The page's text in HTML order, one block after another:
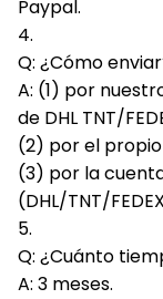
Paypal.
4.
Q: ¿Cómo
A: (1) por
de DHL TNT/
(2) por el
(3) por la
(DHL/TNT/
5.
Q: ¿Cuánto
A: 3 meses.